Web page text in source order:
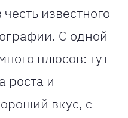
известного
С одной
плюсов: тут
роста и
вкус, с